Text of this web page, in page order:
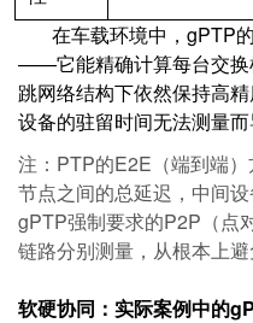
在车载环境中，gPTP
——它能精确计算每台交换
跳网络结构下依然保持高
设备的驻留时间无法测量而
注：PTP的E2E（端到端
节点之间的总延迟，中间
gPTP强制要求的P2P（点
链路分别测量，从根本上避
软硬协同：实际案例中的